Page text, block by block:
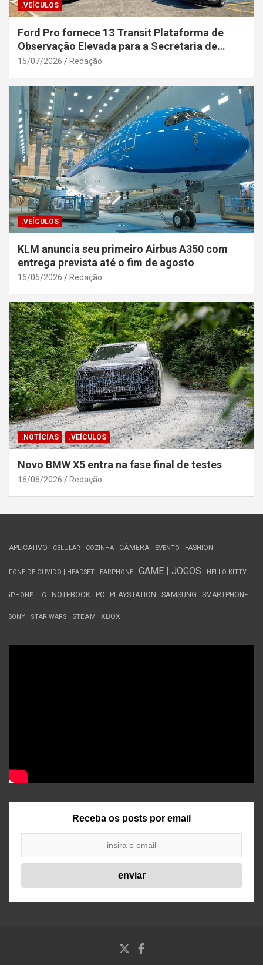
.VEÍCULOS
Ford Pro fornece 13 Transit Plataforma de
Observação Elevada para a Secretaria de
Segurança Pública da Bahia
15/07/2026 Redação
.VEÍCULOS
KLM anuncia seu primeiro Airbus A350 com
entrega prevista até o fim de agosto
16/06/2026 Redação
.NOTÍCIAS .VEÍCULOS
Novo BMW X5 entra na fase final de testes
16/06/2026 Redação
APLICATIVO CELULAR COZINHA CÂMERA EVENTO FASHION
FONE DE OUVIDO | HEADSET | EARPHONE GAME | JOGOS HELLO KITTY
iPHONE LG NOTEBOOK PC PLAYSTATION SAMSUNG SMARTPHONE
SONY STAR WARS STEAM XBOX
Receba os posts por email